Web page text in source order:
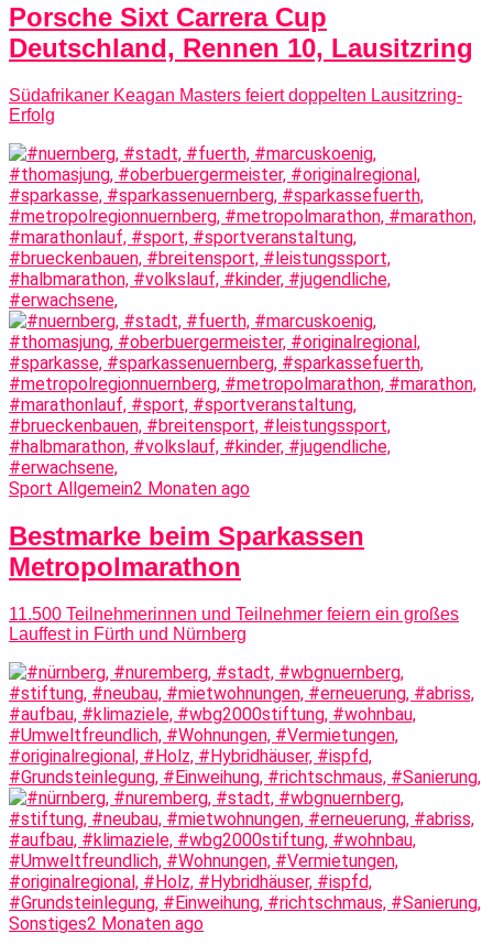
Porsche Sixt Carrera Cup
Deutschland, Rennen 10, Lausitzring
Südafrikaner Keagan Masters feiert doppelten Lausitzring-
Erfolg
Sport Allgemein2 Monaten ago
Bestmarke beim Sparkassen
Metropolmarathon
11.500 Teilnehmerinnen und Teilnehmer feiern ein großes
Lauffest in Fürth und Nürnberg
Sonstiges2 Monaten ago